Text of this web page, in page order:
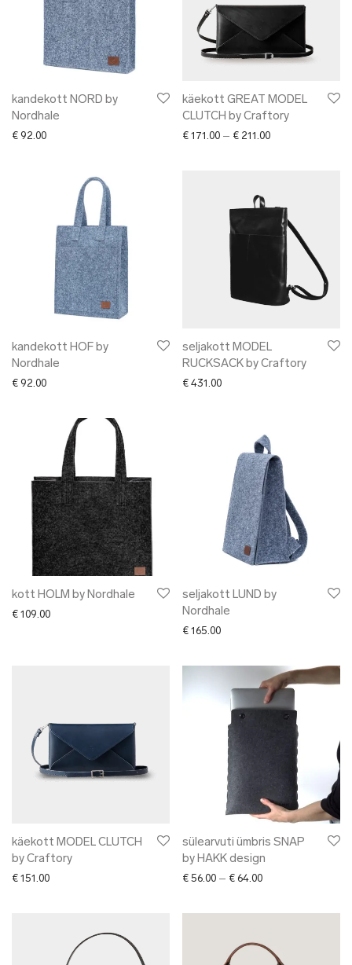
kandekott NORD by
Nordhale
€ 92.00
käekott GREAT MODEL
CLUTCH by Craftory
€ 171.00 – € 211.00Price range: €
kandekott HOF by
Nordhale
€ 92.00
seljakott MODEL
RUCKSACK by Craftory
€ 431.00
kott HOLM by Nordhale
€ 109.00
seljakott LUND by
Nordhale
€ 165.00
käekott MODEL CLUTCH
by Craftory
€ 151.00
sülearvuti ümbris SNAP
by HAKK design
€ 56.00 – € 64.00Price range: €